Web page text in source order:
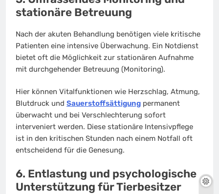
stationäre Betreuung
Nach der akuten Behandlung benötigen viele kritische
Patienten eine intensive Überwachung. Ein Notdienst
bietet oft die Möglichkeit zur stationären Aufnahme
mit durchgehender Betreuung (Monitoring).
Hier können Vitalfunktionen wie Herzschlag, Atmung,
Blutdruck und Sauerstoffsättigung permanent
überwacht und bei Verschlechterung sofort
interveniert werden. Diese stationäre Intensivpflege
ist in den kritischen Stunden nach einem Notfall oft
entscheidend für die Genesung.
6. Entlastung und psychologische
Unterstützung für Tierbesitzer